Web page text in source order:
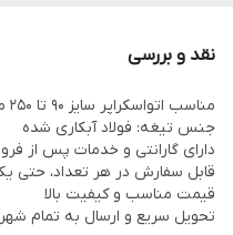
نقد و بررسی
مناسب اتواسکراپر سایز 90 تا 250 میلیمتر
جنس تیغه: فولاد آبکاری شده
دارای گارانتی و خدمات پس از
قابل سفارش در هر تعداد، حتی
قیمت مناسب و کیفیت بالا
تحویل سریع و ارسال به تمام